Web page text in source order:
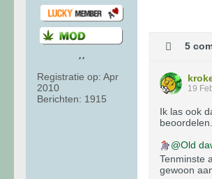
Registratie op: Apr
2010
Berichten: 1915
5
19
Ik las ook
Old
Tenminste
gewoon